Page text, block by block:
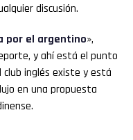
discusión.
por el argentino»,
y ahí está el punto
inglés existe y está
en una propuesta